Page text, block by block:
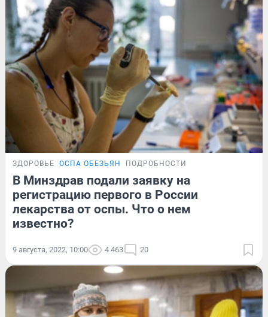
ЗДОРОВЬЕ ОСПА ОБЕЗЬЯН ПОДРОБНОСТИ
В Минздрав подали заявку на
регистрацию первого в России
лекарства от оспы. Что о нем
известно?
9 августа, 2022, 10:00 4 463 20